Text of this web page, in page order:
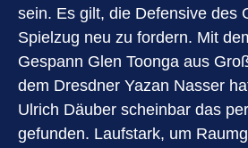
sein. Es gilt, die Defensive des
Spielzug neu zu fordern. Mit
Gespann Glen Toonga aus
dem Dresdner Yazan Nasser
Ulrich Däuber scheinbar das
gefunden. Laufstark, um